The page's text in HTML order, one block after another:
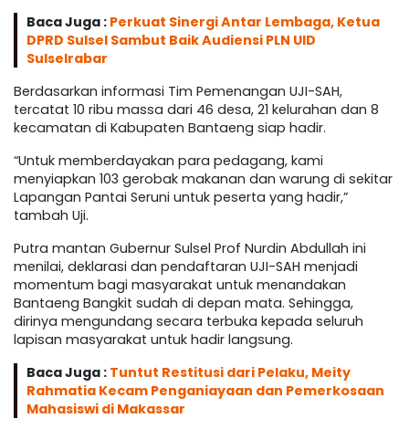
Baca Juga : Perkuat Sinergi Antar Lembaga, Ketua
DPRD Sulsel Sambut Baik Audiensi PLN UID
Sulselrabar
Berdasarkan informasi Tim Pemenangan UJI-SAH,
tercatat 10 ribu massa dari 46 desa, 21 kelurahan dan 8
kecamatan di Kabupaten Bantaeng siap hadir.
“Untuk memberdayakan para pedagang, kami
menyiapkan 103 gerobak makanan dan warung di sekitar
Lapangan Pantai Seruni untuk peserta yang hadir,”
tambah Uji.
Putra mantan Gubernur Sulsel Prof Nurdin Abdullah ini
menilai, deklarasi dan pendaftaran UJI-SAH menjadi
momentum bagi masyarakat untuk menandakan
Bantaeng Bangkit sudah di depan mata. Sehingga,
dirinya mengundang secara terbuka kepada seluruh
lapisan masyarakat untuk hadir langsung.
Baca Juga : Tuntut Restitusi dari Pelaku, Meity
Rahmatia Kecam Penganiayaan dan Pemerkosaan
Mahasiswi di Makassar